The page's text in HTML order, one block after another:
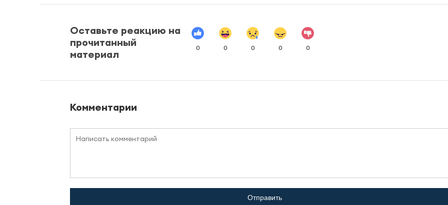
Оставьте реакцию на
прочитанный
материал
0 0 0 0 0
Комментарии
Отправить